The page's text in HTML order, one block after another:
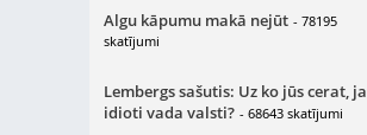
Algu kāpumu makā nejūt - 78195
skatījumi
Lembergs sašutis: Uz ko jūs cerat, ja
idioti vada valsti? - 68643 skatījumi